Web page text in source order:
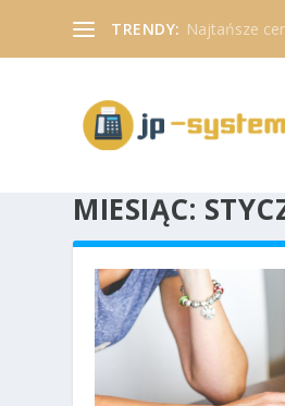
TRENDY: Najtańsze
MIESIĄC: